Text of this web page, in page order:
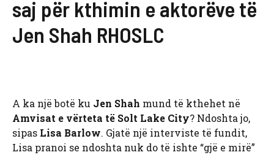
saj për kthimin e aktorëve të
Jen Shah RHOSLC
A ka një botë ku Jen Shah mund të kthehet në
Amvisat e vërteta të Solt Lake City? Ndoshta jo,
sipas Lisa Barlow. Gjatë një interviste të fundit,
Lisa pranoi se ndoshta nuk do të ishte “gjë e mirë”